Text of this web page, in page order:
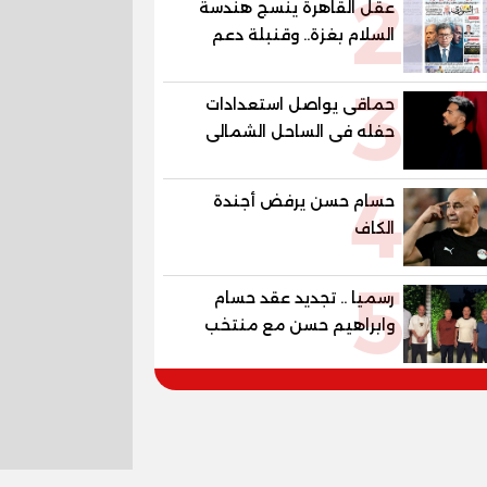
العالمية في مصر ضمن
مشروع «أوجامي» خلال أيام
2
عقل القاهرة ينسج هندسة
السلام بغزة.. وقنبلة دعم
الكهرباء تفجر الموازنة
3
حماقى يواصل استعدادات
حفله فى الساحل الشمالى
الجمعة
4
حسام حسن يرفض أجندة
الكاف
5
رسميا .. تجديد عقد حسام
وابراهيم حسن مع منتخب
مصر حتي مونديال 2030